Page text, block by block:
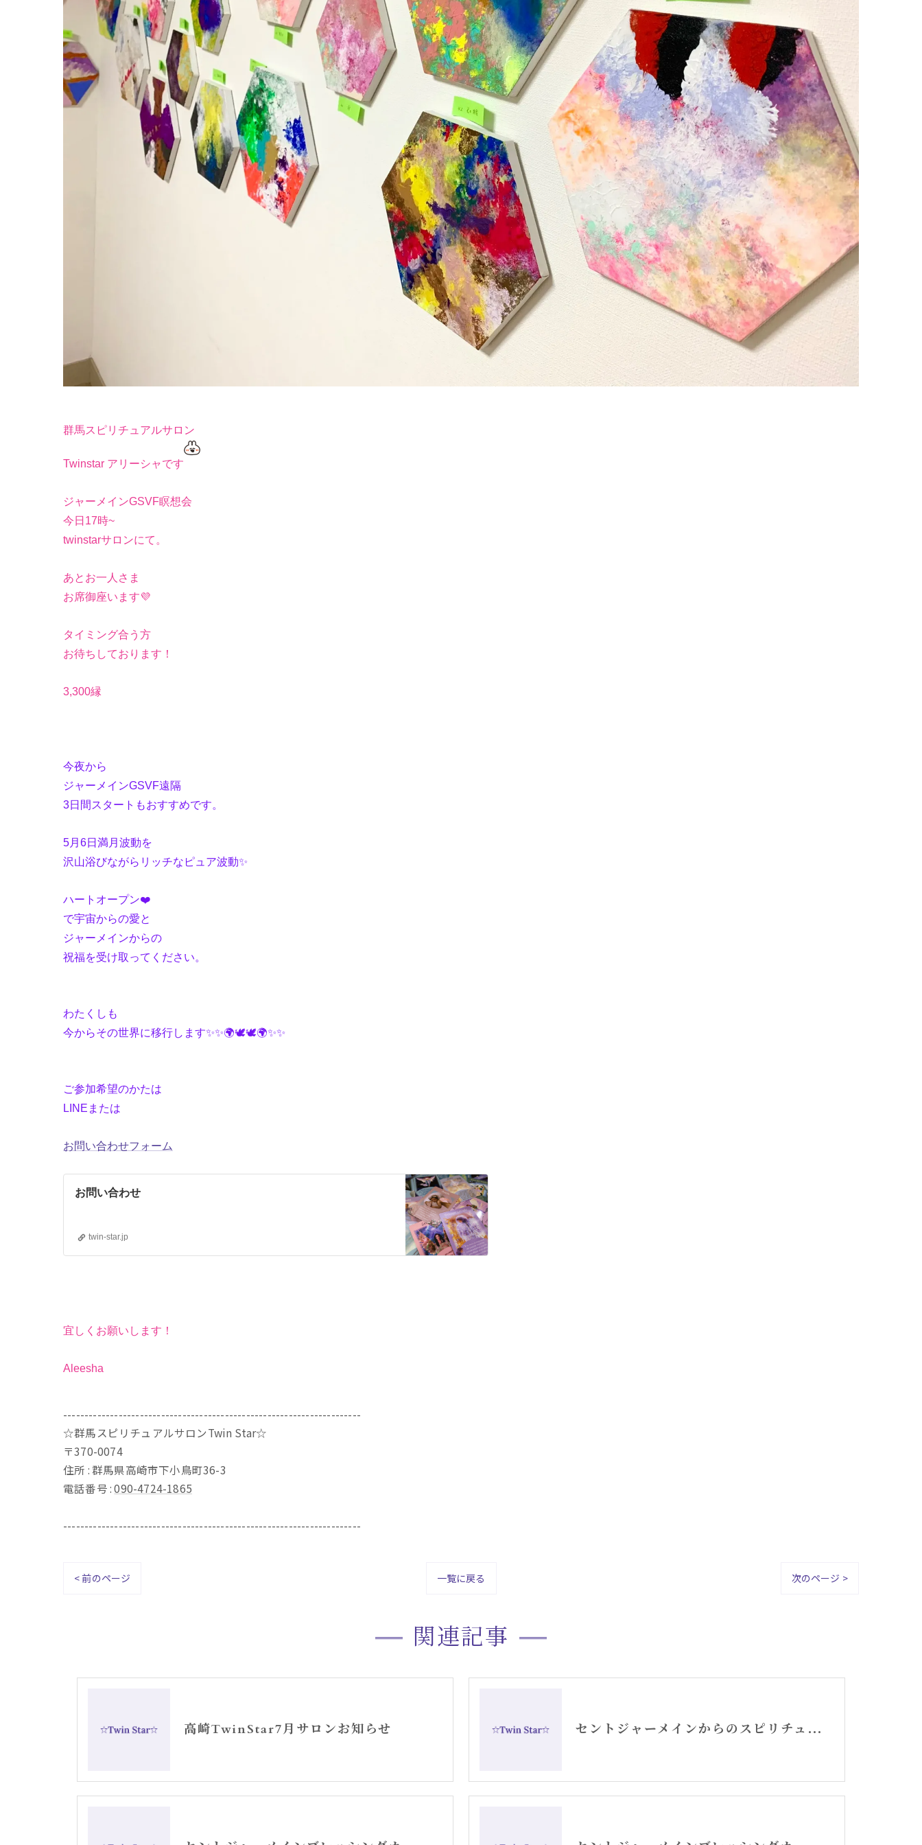
群馬スピリチュアルサロン
Twinstar アリーシャです
ジャーメインGSVF瞑想会
今日17時~
twinstarサロンにて。
あとお一人さま
お席御座います💜
タイミング合う方
お待ちしております！
3,300縁
今夜から
ジャーメインGSVF遠隔
3日間スタートもおすすめです。
5月6日満月波動を
沢山浴びながらリッチなピュア波動✨
ハートオープン❤️
で宇宙からの愛と
ジャーメインからの
祝福を受け取ってください。
わたくしも
今からその世界に移行します✨✨🌍🕊️🕊️🌍✨✨
ご参加希望のかたは
LINEまたは
お問い合わせフォーム
お問い合わせ
twin-star.jp
宜しくお願いします！
Aleesha
----------------------------------------------------------------------
☆群馬スピリチュアルサロンTwin Star☆
〒370-0074
住所 : 群馬県高崎市下小鳥町36-3
電話番号 :090-4724-1865
----------------------------------------------------------------------
< 前のページ 一覧に戻る 次のページ >
関連記事
高崎TwinStar7月サロンお知らせ セントジャーメインからのスピリチュアルメッセージ・アリーシャ